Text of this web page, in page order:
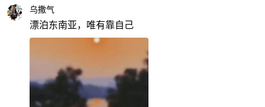
乌撒气
漂泊东南亚，唯有靠自己